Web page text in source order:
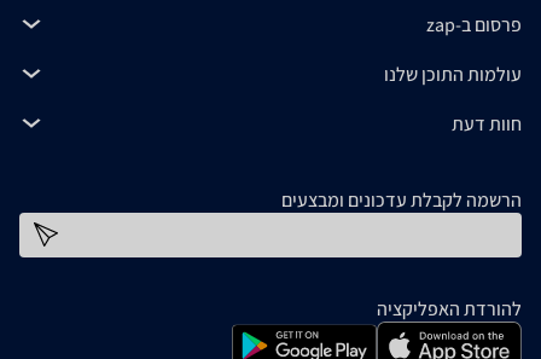
פרסום ב-zap
עולמות התוכן שלנו
חוות דעת
הרשמה לקבלת עדכונים ומבצעים
להורדת האפליקציה